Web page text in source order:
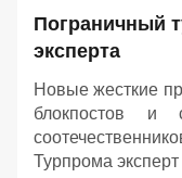
Пограничный
эксперта
Новые жесткие
блокпостов и
Турпрома